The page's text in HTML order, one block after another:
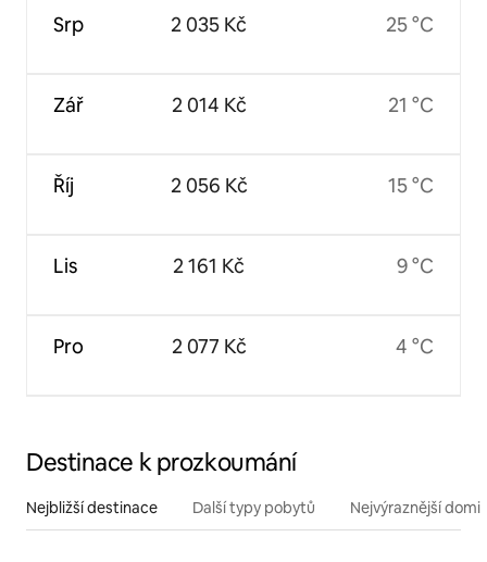
Srp
Zář
Říj
Lis
Pro
2 035 Kč
2 014 Kč
2 056 Kč
2 161 Kč
2 077 Kč
25 °C
21 °C
15 °C
9 °C
4 °C
Destinace k prozkoumání
Nejbližší destinace Další typy pobytů Nejvýraznější